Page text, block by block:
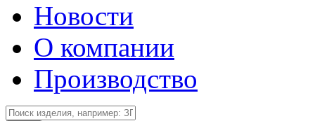
Новости
О компании
Производство